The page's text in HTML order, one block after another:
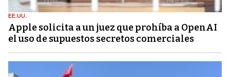
EE.UU.
Apple solicita a un juez que prohíba a OpenAI
el uso de supuestos secretos comerciales